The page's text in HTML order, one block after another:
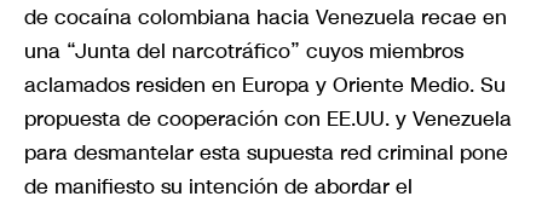
de cocaína colombiana hacia Venezuela recae en
una “Junta del narcotráfico” cuyos miembros
aclamados residen en Europa y Oriente Medio. Su
propuesta de cooperación con EE.UU. y Venezuela
para desmantelar esta supuesta red criminal pone
de manifiesto su intención de abordar el